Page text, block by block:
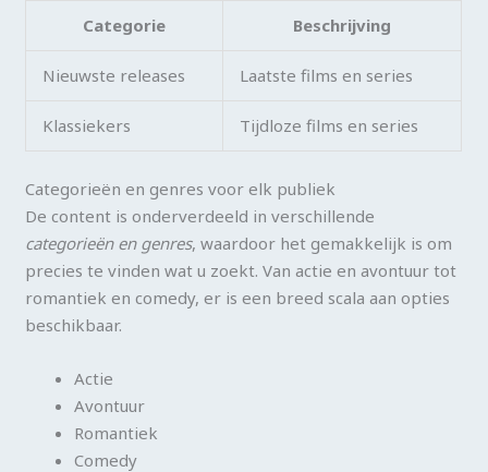
Categorie Beschrijving
Nieuwste releases Laatste films en series
Klassiekers Tijdloze films en series
Categorieën en genres voor elk publiek
De content is onderverdeeld in verschillende
categorieën en genres, waardoor het gemakkelijk is om
precies te vinden wat u zoekt. Van actie en avontuur tot
romantiek en comedy, er is een breed scala aan opties
beschikbaar.
Actie
Avontuur
Romantiek
Comedy